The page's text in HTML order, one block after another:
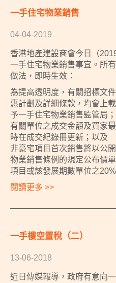
一手住宅物業銷售
04-04-2019
香港地產建設商會今日（
一手住宅物業銷售事宜。所
做法，即時生效：
為提高透明度，有關招標文
惠計劃及詳細條款，均會上
予一手住宅物業銷售監管局；
有關單位之成交金額及買家
時在成交紀錄冊更新；以及
非豪宅項目首次銷售將以公
物業銷售條例的規定公布價
項目或該發展期數單位之20%
閱讀更多 >>
一手樓空置稅（二）
13-06-2018
近日傳媒報導，政府有意向